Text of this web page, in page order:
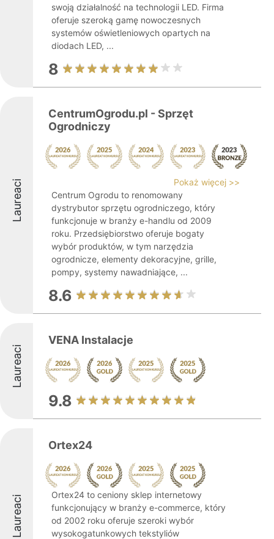
swoją działalność na technologii LED. Firma
oferuje szeroką gamę nowoczesnych
systemów oświetleniowych opartych na
diodach LED, ...
8
Laureaci
CentrumOgrodu.pl - Sprzęt
Ogrodniczy
Pokaż więcej >>
Centrum Ogrodu to renomowany
dystrybutor sprzętu ogrodniczego, który
funkcjonuje w branży e-handlu od 2009
roku. Przedsiębiorstwo oferuje bogaty
wybór produktów, w tym narzędzia
ogrodnicze, elementy dekoracyjne, grille,
pompy, systemy nawadniające, ...
8.6
Laureaci
VENA Instalacje
9.8
Laureaci
Ortex24
Ortex24 to ceniony sklep internetowy
funkcjonujący w branży e-commerce, który
od 2002 roku oferuje szeroki wybór
wysokogatunkowych tekstyliów